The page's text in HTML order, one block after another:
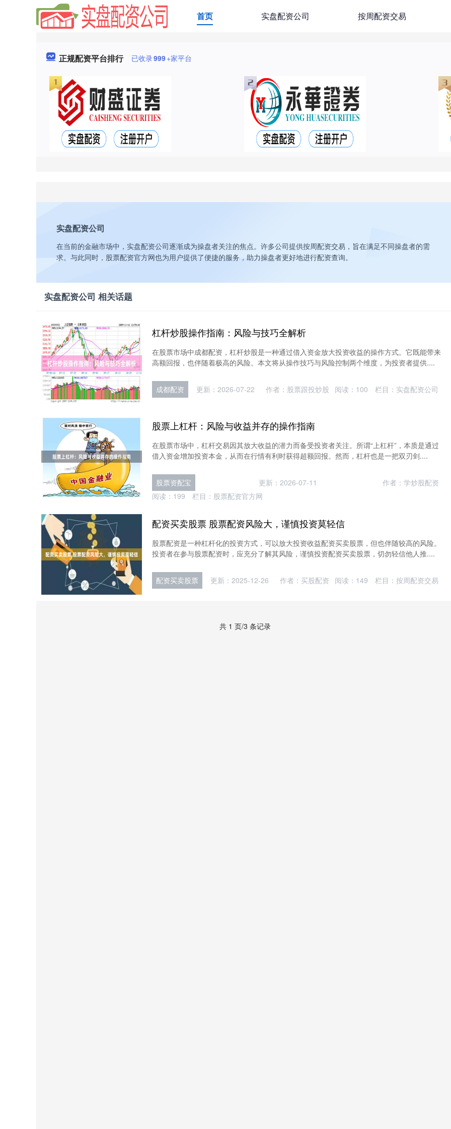
首页 实盘配资公司 按周配资交易
正规配资平台排行 已收录999+家平台
实盘配资公司
在当前的金融市场中，实盘配资公司逐渐成为操盘者关注的焦点。许多公司提供按周配资交易，旨在满足不同操盘者的需
求。与此同时，股票配资官方网也为用户提供了便捷的服务，助力操盘者更好地进行配资查询。
实盘配资公司 相关话题
杠杆炒股操作指南：风险与技巧全解析
在股票市场中成都配资，杠杆炒股是一种通过借入资金放大投资收益的操作方式。它既能带来
高额回报，也伴随着极高的风险。本文将从操作技巧与风险控制两个维度，为投资者提供....
成都配资 更新：2026-07-22 作者：股票跟投炒股 阅读： 100 栏目： 实盘配资公司
股票上杠杆：风险与收益并存的操作指南
在股票市场中，杠杆交易因其放大收益的潜力而备受投资者关注。所谓“上杠杆”，本质是通过
借入资金增加投资本金，从而在行情有利时获得超额回报。然而，杠杆也是一把双刃剑....
股票资配宝 更新：2026-07-11
作者：学炒股配资
阅读： 199 栏目： 股票配资官方网
配资买卖股票 股票配资风险大，谨慎投资莫轻信
股票配资是一种杠杆化的投资方式，可以放大投资收益配资买卖股票，但也伴随较高的风险。
投资者在参与股票配资时，应充分了解其风险，谨慎投资配资买卖股票，切勿轻信他人推....
配资买卖股票 更新：2025-12-26 作者：买股配资 阅读： 149 栏目： 按周配资交易
共 1 页/3 条记录